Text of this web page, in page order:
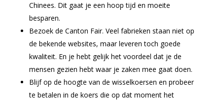
Chinees. Dit gaat je een hoop tijd en moeite
besparen.
Bezoek de Canton Fair. Veel fabrieken staan niet op
de bekende websites, maar leveren toch goede
kwaliteit. En je hebt gelijk het voordeel dat je de
mensen gezien hebt waar je zaken mee gaat doen.
Blijf op de hoogte van de wisselkoersen en probeer
te betalen in de koers die op dat moment het